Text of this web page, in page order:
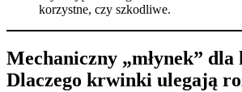
korzystne, czy szkodliwe.
Mechaniczny „młynek” dla
Dlaczego krwinki ulegają